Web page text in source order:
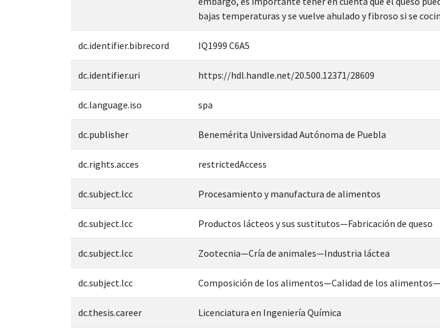
bajas temperaturas y se vuelve ahulado y fibroso si se
dc.identifier.bibrecord IQ1999 C6A5
dc.identifier.uri https://hdl.handle.net/20.500.12371/28609
dc.language.iso spa
dc.publisher Benemérita Universidad Autónoma de Puebla
dc.rights.acces restrictedAccess
dc.subject.lcc Procesamiento y manufactura de alimentos
dc.subject.lcc Productos lácteos y sus sustitutos—Fabricación de queso
dc.subject.lcc Zootecnia—Cría de animales—Industria láctea
dc.subject.lcc Composición de los alimentos—Calidad de los
dc.thesis.career Licenciatura en Ingeniería Química